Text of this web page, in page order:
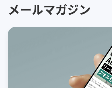
メールマガジン